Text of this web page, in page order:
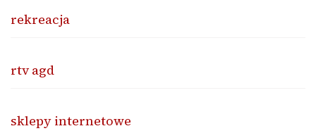
rekreacja
rtv agd
sklepy internetowe